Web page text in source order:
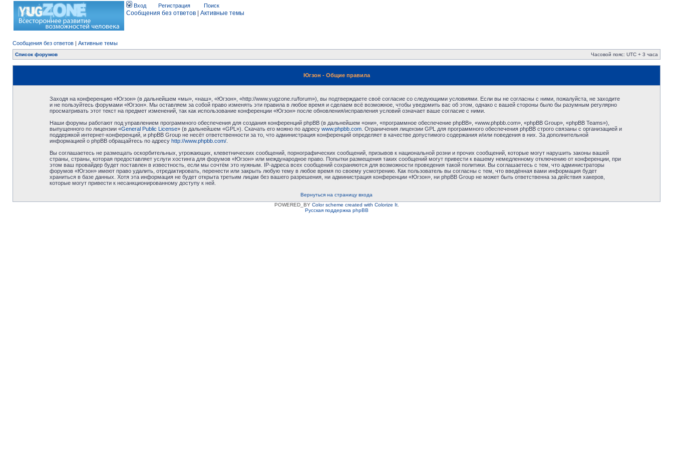
Вход Регистрация Поиск
Сообщения без ответов Активные темы
Сообщения без ответов | Активные темы
Список форумов Часовой пояс: UTC + 3 часа
Югзон - Общие правила
Заходя на конференцию «Югзон» (в дальнейшем «мы», «наш», «Югзон», «http://www.yugzone.ru/forum»), вы подтверждаете своё согласие со следующими условиями. Если вы не согласны с ними, пожалуйста, не заходите
и не пользуйтесь форумами «Югзон». Мы оставляем за собой право изменять эти правила в любое время и сделаем всё возможное, чтобы уведомить вас об этом, однако с вашей стороны было бы разумным регулярно
просматривать этот текст на предмет изменений, так как использование конференции «Югзон» после обновления/исправления условий означает ваше согласие с ними.
Наши форумы работают под управлением программного обеспечения для создания конференций phpBB (в дальнейшем «они», «программное обеспечение phpBB», «www.phpbb.com», «phpBB Group», «phpBB Teams»),
выпущенного по лицензии «General Public License» (в дальнейшем «GPL»). Скачать его можно по адресу www.phpbb.com. Ограничения лицензии GPL для программного обеспечения phpBB строго связаны с организацией и
поддержкой интернет-конференций, и phpBB Group не несёт ответственности за то, что администрация конференций определяет в качестве допустимого содержания и/или поведения в них. За дополнительной
информацией о phpBB обращайтесь по адресу http://www.phpbb.com/.
Вы соглашаетесь не размещать оскорбительных, угрожающих, клеветнических сообщений, порнографических сообщений, призывов к национальной розни и прочих сообщений, которые могут нарушить законы вашей
страны, страны, которая предоставляет услуги хостинга для форумов «Югзон» или международное право. Попытки размещения таких сообщений могут привести к вашему немедленному отключению от конференции, при
этом ваш провайдер будет поставлен в известность, если мы сочтём это нужным. IP-адреса всех сообщений сохраняются для возможности проведения такой политики. Вы соглашаетесь с тем, что администраторы
форумов «Югзон» имеют право удалить, отредактировать, перенести или закрыть любую тему в любое время по своему усмотрению. Как пользователь вы согласны с тем, что введённая вами информация будет
храниться в базе данных. Хотя эта информация не будет открыта третьим лицам без вашего разрешения, ни администрация конференции «Югзон», ни phpBB Group не может быть ответственна за действия хакеров,
которые могут привести к несанкционированному доступу к ней.
Вернуться на страницу входа
POWERED_BY Color scheme created with Colorize It.
Русская поддержка phpBB